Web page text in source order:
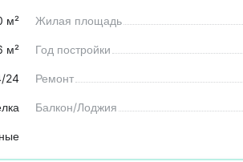
м² Жилая площадь
м² Год постройки
24 Ремонт
Балкон/Лоджия